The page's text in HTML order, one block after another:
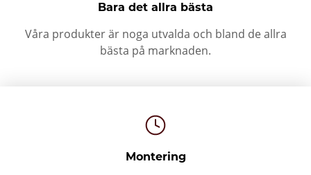
Bara det allra bästa
Våra produkter är noga utvalda och bland de allra
bästa på marknaden.
Montering